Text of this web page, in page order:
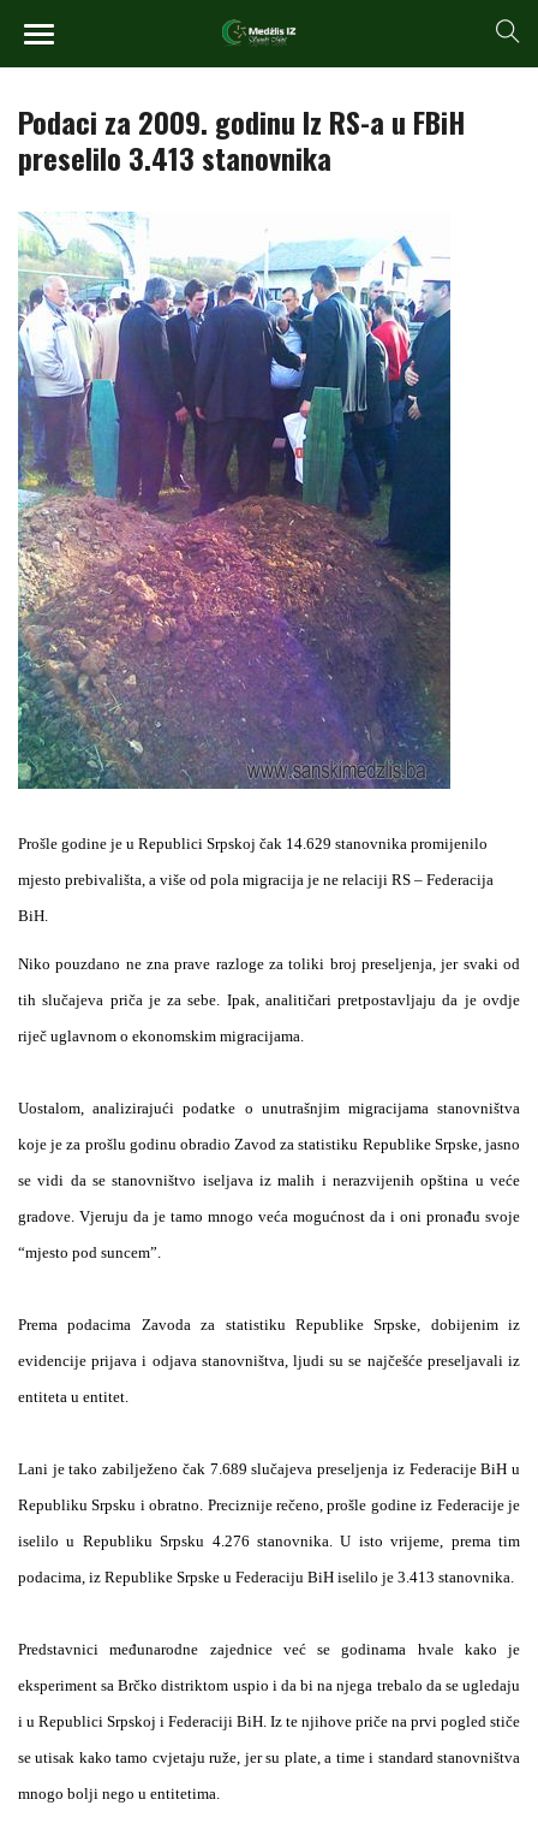
Podaci za 2009. godinu Iz RS-a u FBiH
preselilo 3.413 stanovnika
Prošle godine je u Republici Srpskoj čak 14.629 stanovnika promijenilo
mjesto prebivališta, a više od pola migracija je ne relaciji RS – Federacija
BiH.
Niko pouzdano ne zna prave razloge za toliki broj preseljenja, jer svaki od
tih slučajeva priča je za sebe. Ipak, analitičari pretpostavljaju da je ovdje
riječ uglavnom o ekonomskim migracijama.
Uostalom, analizirajući podatke o unutrašnjim migracijama stanovništva
koje je za prošlu godinu obradio Zavod za statistiku Republike Srpske, jasno
se vidi da se stanovništvo iseljava iz malih i nerazvijenih opština u veće
gradove. Vjeruju da je tamo mnogo veća mogućnost da i oni pronađu svoje
“mjesto pod suncem”.
Prema podacima Zavoda za statistiku Republike Srpske, dobijenim iz
evidencije prijava i odjava stanovništva, ljudi su se najčešće preseljavali iz
entiteta u entitet.
Lani je tako zabilježeno čak 7.689 slučajeva preseljenja iz Federacije BiH u
Republiku Srpsku i obratno. Preciznije rečeno, prošle godine iz Federacije je
iselilo u Republiku Srpsku 4.276 stanovnika. U isto vrijeme, prema tim
podacima, iz Republike Srpske u Federaciju BiH iselilo je 3.413 stanovnika.
Predstavnici međunarodne zajednice već se godinama hvale kako je
eksperiment sa Brčko distriktom uspio i da bi na njega trebalo da se ugledaju
i u Republici Srpskoj i Federaciji BiH. Iz te njihove priče na prvi pogled stiče
se utisak kako tamo cvjetaju ruže, jer su plate, a time i standard stanovništva
mnogo bolji nego u entitetima.